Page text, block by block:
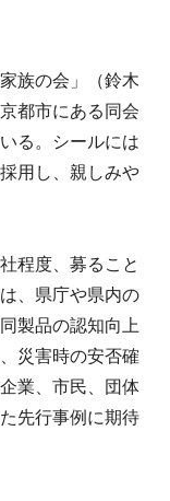
族の会」（鈴木
都市にある同会
る。シールには
用し、親しみや
程度、募ること
、県庁や県内の
製品の認知向上
災害時の安否確
業、市民、団体
先行事例に期待